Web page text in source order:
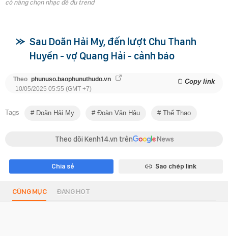
cô nàng chọn nhạc để đu trend
Sau Doãn Hải My, đến lượt Chu Thanh
Huyền - vợ Quang Hải - cảnh báo
Theo phunuso.baophunuthudo.vn Copy link
10/05/2025 05:55 (GMT +7)
Tags Doãn Hải My Đoàn Văn Hậu Thể Thao
Theo dõi Kenh14.vn trên
Chia sẻ Sao chép link
CÙNG MỤC ĐANG HOT